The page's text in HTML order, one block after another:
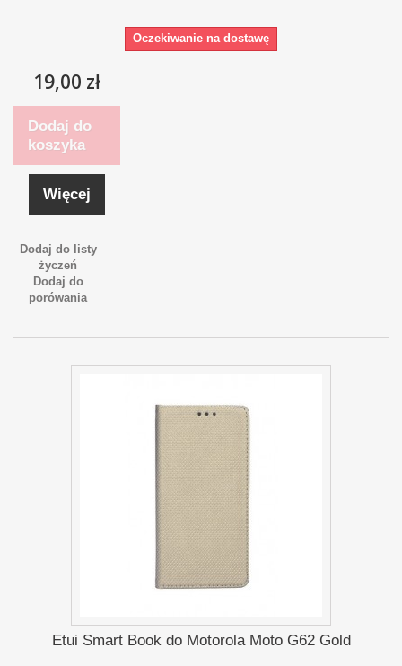
Oczekiwanie na dostawę
19,00 zł
Dodaj do
koszyka
Więcej
Dodaj do listy
życzeń
Dodaj do
porówania
Etui Smart Book do Motorola Moto G62 Gold